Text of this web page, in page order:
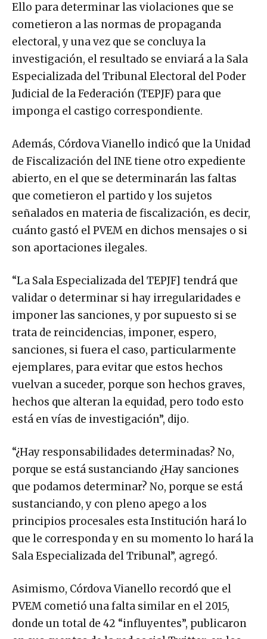
Ello para determinar las violaciones que se
cometieron a las normas de propaganda
electoral, y una vez que se concluya la
investigación, el resultado se enviará a la Sala
Especializada del Tribunal Electoral del Poder
Judicial de la Federación (TEPJF) para que
imponga el castigo correspondiente.
Además, Córdova Vianello indicó que la Unidad
de Fiscalización del INE tiene otro expediente
abierto, en el que se determinarán las faltas
que cometieron el partido y los sujetos
señalados en materia de fiscalización, es decir,
cuánto gastó el PVEM en dichos mensajes o si
son aportaciones ilegales.
“La Sala Especializada del TEPJF] tendrá que
validar o determinar si hay irregularidades e
imponer las sanciones, y por supuesto si se
trata de reincidencias, imponer, espero,
sanciones, si fuera el caso, particularmente
ejemplares, para evitar que estos hechos
vuelvan a suceder, porque son hechos graves,
hechos que alteran la equidad, pero todo esto
está en vías de investigación”, dijo.
“¿Hay responsabilidades determinadas? No,
porque se está sustanciando ¿Hay sanciones
que podamos determinar? No, porque se está
sustanciando, y con pleno apego a los
principios procesales esta Institución hará lo
que le corresponda y en su momento lo hará la
Sala Especializada del Tribunal”, agregó.
Asimismo, Córdova Vianello recordó que el
PVEM cometió una falta similar en el 2015,
donde un total de 42 “influyentes”, publicaron